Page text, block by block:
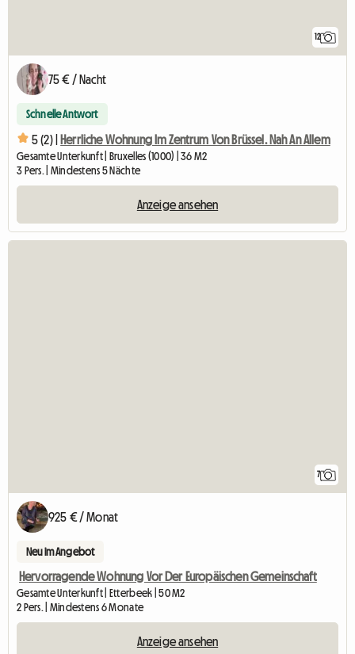
12
75 € / Nacht
Schnelle Antwort
5 (2) | Herrliche Wohnung Im Zentrum Von Brüssel. Nah An Allem
Gesamte Unterkunft | Bruxelles (1000) | 36 M2
3 Pers. | Mindestens 5 Nächte
Anzeige ansehen
7
925 € / Monat
Neu im Angebot
Hervorragende Wohnung Vor Der Europäischen Gemeinschaft
Gesamte Unterkunft | Etterbeek | 50 M2
2 Pers. | Mindestens 6 Monate
Anzeige ansehen